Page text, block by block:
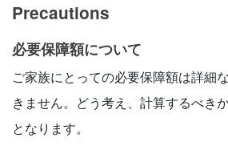
Precautions
必要保障額について
ご家族にとっての必要保障額は詳細
きません。どう考え、計算するべき
となります。